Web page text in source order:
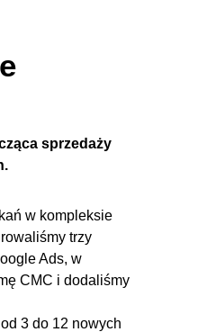
sprzedaży
w kompleksie
trzy
Ads, w
CMC i dodaliśmy
3 do 12 nowych